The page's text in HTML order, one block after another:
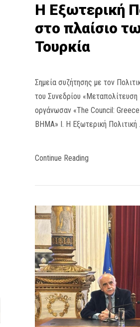
Η Εξωτερική
στο πλαίσιο
Τουρκία
Σημεία συζήτησης με τον
του Συνεδρίου
οργάνωσαν «The Council:
ΒΗΜΑ» Ι. Η Εξωτερική Πολιτική
Continue Reading